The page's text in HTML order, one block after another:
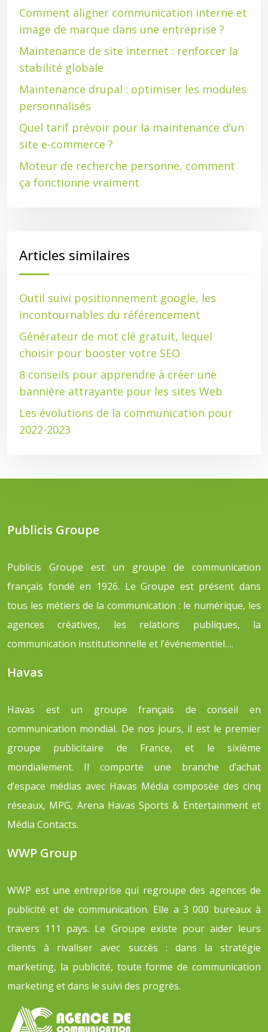
Comment aligner communication interne et
image de marque dans une entreprise ?
Maintenance de site internet : renforcer la
stabilité globale
Maintenance drupal : optimiser les modules
personnalisés
Quel tarif prévoir pour la maintenance d’un
site e-commerce ?
Moteur de recherche personne, comment
ça fonctionne vraiment
Articles similaires
Outil suivi positionnement google, les
incontournables du référencement
Générateur de mot clé gratuit, lequel
choisir pour booster votre SEO
8 conseils pour apprendre à créer une
bannière attrayante pour les sites Web
Les évolutions de la communication pour
2022-2023
Publicis Groupe
Publicis Groupe est un groupe de communication
français fondé en 1926. Le Groupe est présent dans
tous les métiers de la communication : le numérique, les
agences créatives, les relations publiques, la
communication institutionnelle et l’événementiel….
Havas
Havas est un groupe français de conseil en
communication mondial. De nos jours, il est le premier
groupe publicitaire de France, et le sixième
mondialement. Il comporte une branche d’achat
d’espace médias avec Havas Média composée des cinq
réseaux, MPG, Arena Havas Sports & Entertainment et
Média Contacts.
WWP Group
WWP est une entreprise qui regroupe des agences de
publicité et de communication. Elle a 3 000 bureaux à
travers 111 pays. Le Groupe existe pour aider leurs
clients à rivaliser avec succès : dans la stratégie
marketing, la publicité, toute forme de communication
marketing et dans le suivi des progrès.